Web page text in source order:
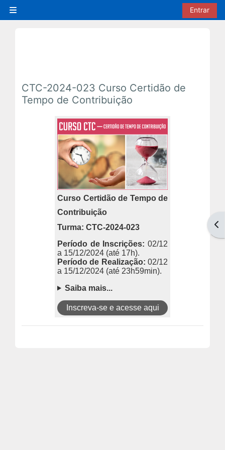
Painel lateral
Entrar
CTC-2024-023 Curso Certidão de
Tempo de Contribuição
Curso Certidão de Tempo de
Contribuição
Turma: CTC-2024-023
Período de Inscrições: 02/12
a 15/12/2024 (até 17h).
Período de Realização: 02/12
a 15/12/2024 (até 23h59min).
Saiba mais...
Inscreva-se e acesse aqui